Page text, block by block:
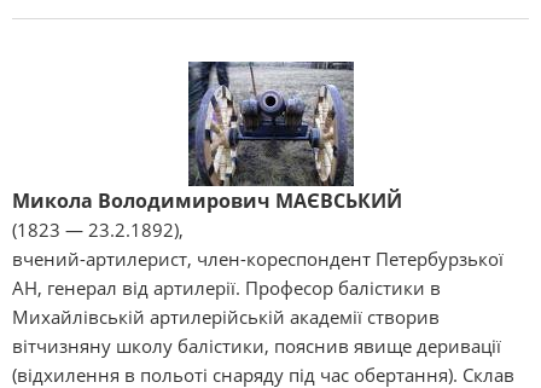
Микола Володимирович МАЄВСЬКИЙ
(1823 — 23.2.1892),
вчений-артилерист, член-кореспондент Петербурзької
АН, генерал від артилерії. Професор балістики в
Михайлівській артилерійській академії створив
вітчизняну школу балістики, пояснив явище деривації
(відхилення в польоті снаряду під час обертання). Склав